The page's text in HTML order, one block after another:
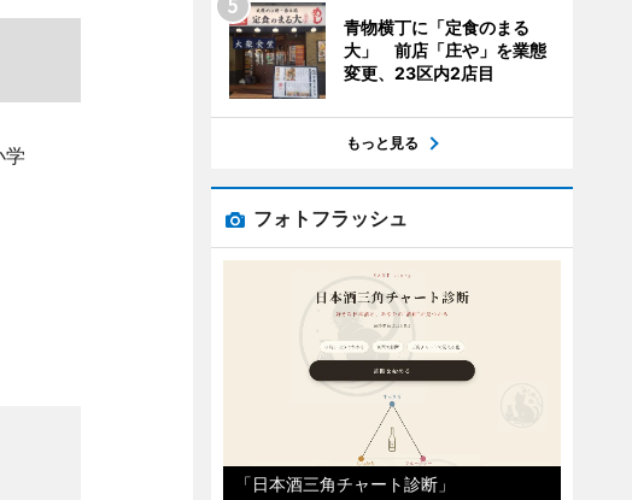
学
青物横丁に「定食のまる
大」 前店「庄や」を業態
変更、23区内2店目
もっと見る
フォトフラッシュ
「日本酒三角チャート診断」